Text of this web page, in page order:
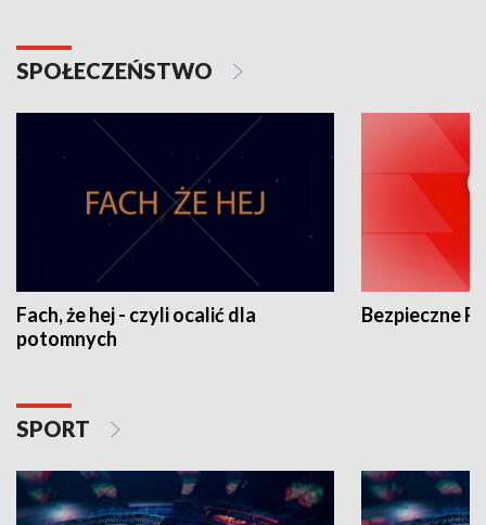
SPOŁECZEŃSTWO
Fach, że hej - czyli ocalić dla
potomnych
Bezpieczne
SPORT